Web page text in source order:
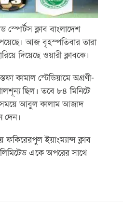
স্পোর্টস ক্লাব বাংলাদেশ
আজ বৃহস্পতিবার তারা
দিয়েছে ওয়ারী ক্লাবকে।
কামাল স্টেডিয়ামে অগ্রণী-
ছিল। তবে ৮৪ মিনিটে
সময়ে আবুল কালাম আজাদ
ফকিরেরপুল ইয়াংম্যান্স ক্লাব
একে অপরের সাথে